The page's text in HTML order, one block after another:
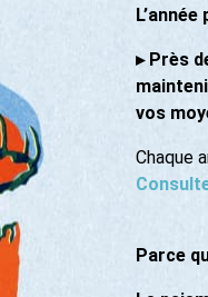
▸Près
vos
Chaque
Parce